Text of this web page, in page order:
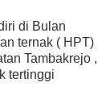
di Bulan
ternak ( HPT)
Tambakrejo ,
tertinggi